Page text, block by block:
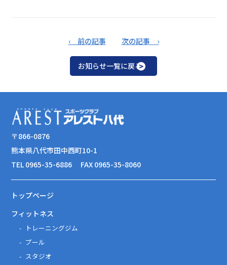
‹ 前の記事 次の記事 ›
お知らせ一覧に戻る
〒866-0876
熊本県八代市田中西町10-1
TEL 0965-35-6886
FAX 0965-35-8060
トップページ
フィットネス
トレーニングジム
プール
スタジオ